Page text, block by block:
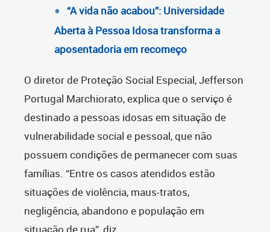
“A vida não acabou”: Universidade
Aberta à Pessoa Idosa transforma a
aposentadoria em recomeço
O diretor de Proteção Social Especial, Jefferson
Portugal Marchiorato, explica que o serviço é
destinado a pessoas idosas em situação de
vulnerabilidade social e pessoal, que não
possuem condições de permanecer com suas
famílias. “Entre os casos atendidos estão
situações de violência, maus-tratos,
negligência, abandono e população em